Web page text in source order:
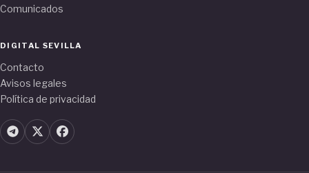
Comunicados
DIGITAL SEVILLA
Contacto
Avisos legales
Política de privacidad